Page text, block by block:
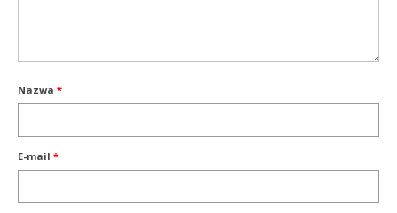
Nazwa *
E-mail *